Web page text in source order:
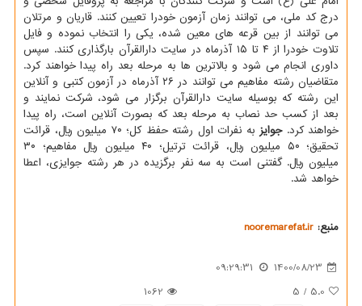
درج کد ملی، می توانند زمان آزمون خودرا تعیین کنند. قاریان و مرتلان
می توانند از بین قرعه های معین شده، یکی را انتخاب نموده و فایل
تلاوت خودرا از ۴ تا ۱۵ آذرماه در سایت دارالقرآن بارگذاری کنند. سپس
داوری انجام می شود و بالاترین ها به مرحله بعد راه پیدا خواهند کرد.
متقاضیان رشته مفاهیم می توانند در ۲۶ آذرماه در آزمون کتبی و آنلاین
این رشته که بوسیله سایت دارالقرآن برگزار می شود، شرکت نمایند و
بعد از کسب حد نصاب به مرحله بعد که بصورت آنلاین است، راه پیدا
خواهند کرد.جوایز
به نفرات اول رشته حفظ کل؛ ۷۰ میلیون ریال، قرائت
تحقیق؛ ۵۰ میلیون ریال، قرائت ترتیل؛ ۴۰ میلیون ریال مفاهیم؛ ۳۰
میلیون ریال. گفتنی است به سه نفر برگزیده در هر رشته جوایزی، اعطا
خواهد شد.
منبع: nooremarefat.ir
1400/08/23
09:29:31
5.0
/
5
1062